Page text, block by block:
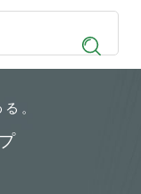
up and down
。
きます
ウで開きます
ウィンドウで開きます